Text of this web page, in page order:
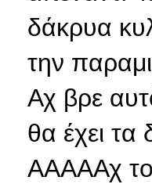
δάκρυα
την
Αχ βρε
θα έχει τα
ΑΑΑΑΑχ το